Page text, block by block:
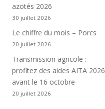
azotés 2026
30 juillet 2026
Le chiffre du mois – Porcs
20 juillet 2026
Transmission agricole :
profitez des aides AITA 2026
avant le 16 octobre
20 juillet 2026